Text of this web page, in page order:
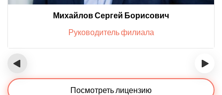
Михайлов Сергей Борисович
Руководитель филиала
‹ ›
Посмотреть лицензию